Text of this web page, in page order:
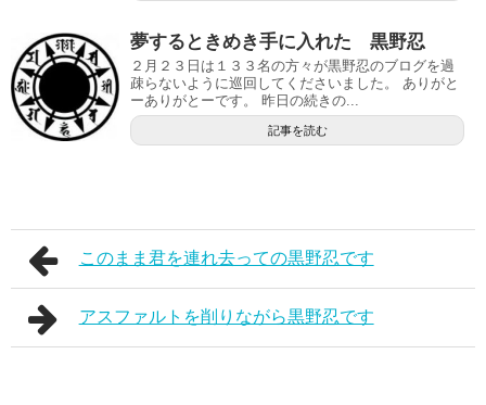
夢するときめき手に入れた 黒野忍
２月２３日は１３３名の方々が黒野忍のブログを過
疎らないように巡回してくださいました。 ありがと
ーありがとーです。 昨日の続きの...
記事を読む
このまま君を連れ去っての黒野忍です
アスファルトを削りながら黒野忍です